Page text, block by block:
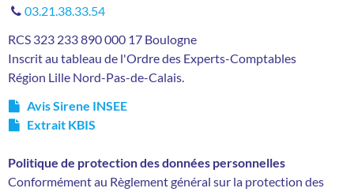
03.21.38.33.54
RCS 323 233 890 000 17 Boulogne
Inscrit au tableau de l'Ordre des Experts-Comptables
Région Lille Nord-Pas-de-Calais.
Avis Sirene INSEE
Extrait KBIS
Politique de protection des données personnelles
Conformément au Règlement général sur la protection des